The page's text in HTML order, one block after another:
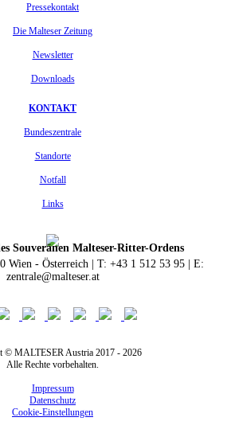
Pressekontakt
Die Malteser Zeitung
Newsletter
Downloads
KONTAKT
Bundeszentrale
Standorte
Notfall
Links
Souveränen Malteser-Ritter-Ordens
Wien - Österreich | T: +43 1 512 53 95 | E:
zentrale@malteser.at
© MALTESER Austria 2017 - 2026
Alle Rechte vorbehalten.
Impressum
Datenschutz
Cookie-Einstellungen